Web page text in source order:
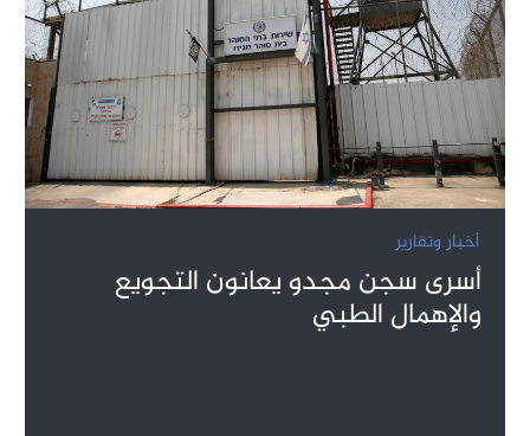
أخبار وتقارير
أسرى سجن مجدو يعانون التجويع
والإهمال الطبي